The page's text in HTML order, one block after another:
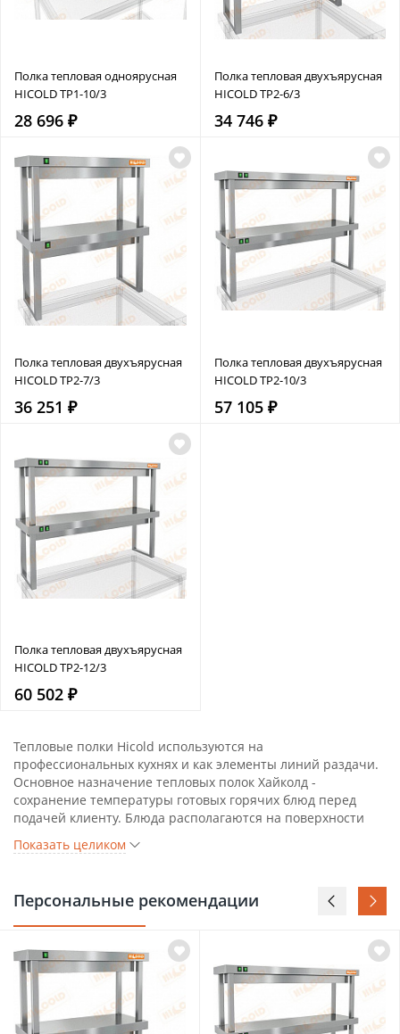
Полка тепловая одноярусная
HICOLD TP1-10/3
28 696 ₽
Полка тепловая двухъярусная
HICOLD TP2-6/3
34 746 ₽
Полка тепловая двухъярусная
HICOLD TP2-7/3
36 251 ₽
Полка тепловая двухъярусная
HICOLD TP2-10/3
57 105 ₽
Полка тепловая двухъярусная
HICOLD TP2-12/3
60 502 ₽
Тепловые полки Hicold используются на
профессиональных кухнях и как элементы линий раздачи.
Основное назначение тепловых полок Хайколд -
сохранение температуры готовых горячих блюд перед
подачей клиенту. Блюда располагаются на поверхности
Hicold производятся из нержавеющей стали и
Показать целиком
Персональные рекомендации